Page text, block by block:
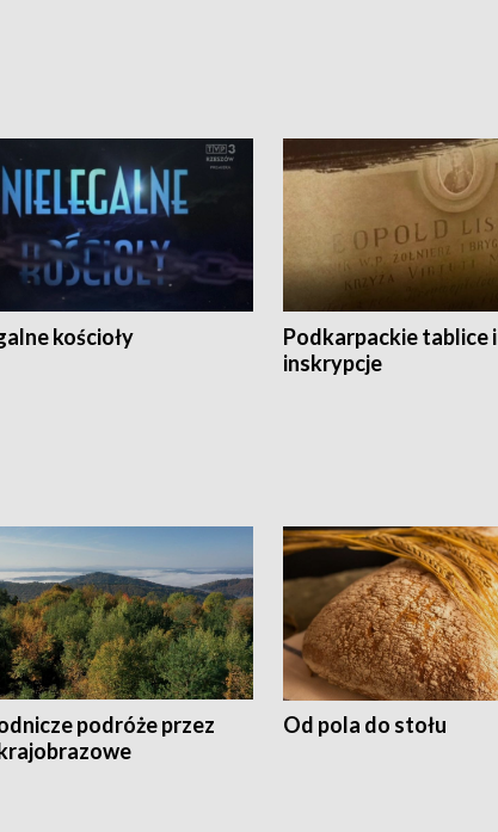
kościoły
Podkarpackie tablice i
inskrypcje
podróże przez
Od pola do stołu